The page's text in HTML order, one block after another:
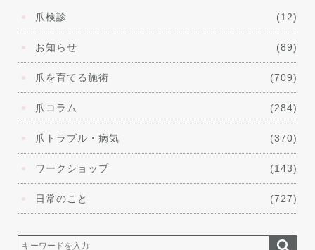
爪検診 (12)
お知らせ (89)
爪を育てる施術 (709)
爪コラム (284)
爪トラブル・病気 (370)
ワークショップ (143)
日常のこと (727)